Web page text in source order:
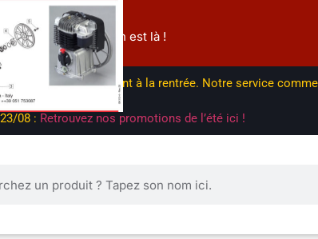
04 82 83 92 42
Besoin d'infos ? On est là !
expéditions reprendront à la rentrée. Notre service
08 : Retrouvez nos promotions de l’été ici !